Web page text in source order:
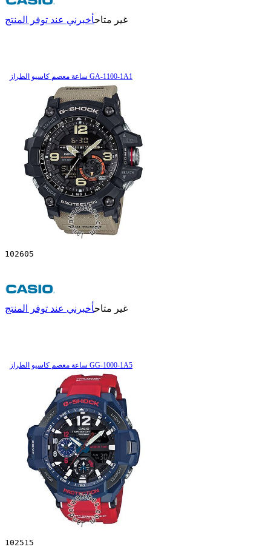
غير متاحأخبرني عند توفر المنتج
ساعة معصم کاسیو الطراز GA-1100-1A1
102605
غير متاحأخبرني عند توفر المنتج
ساعة معصم کاسیو الطراز GG-1000-1A5
102515